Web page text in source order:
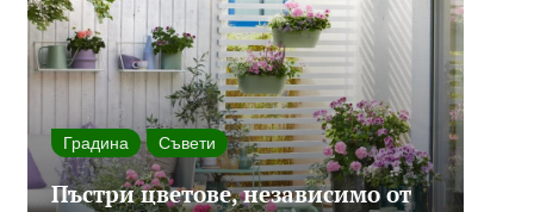
Градина Съвети
Пъстри цветове, независимо от